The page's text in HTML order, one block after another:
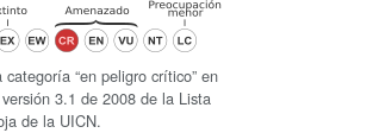
categoría “en peligro crítico” en
3.1 de 2008 de la Lista
de la UICN.